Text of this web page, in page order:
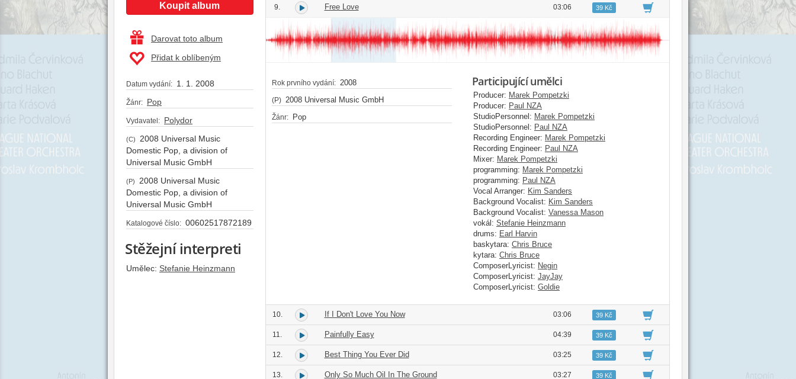
Koupit album
Darovat toto album
Přidat k oblíbeným
Datum vydání: 1. 1. 2008
Žánr: Pop
Vydavatel: Polydor
(C)
2008 Universal Music
Domestic Pop, a division of
Universal Music GmbH
(P)
2008 Universal Music
Domestic Pop, a division of
Universal Music GmbH
Katalogové číslo: 00602517872189
Stěžejní interpreti
Umělec: Stefanie Heinzmann
9. Free Love 03:06 39 Kč
Rok prvního vydání: 2008
(P) 2008 Universal Music GmbH
Žánr: Pop
Participující umělci
Producer: Marek Pompetzki
Producer: Paul NZA
StudioPersonnel: Marek Pompetzki
StudioPersonnel: Paul NZA
Recording Engineer: Marek Pompetzki
Recording Engineer: Paul NZA
Mixer: Marek Pompetzki
programming: Marek Pompetzki
programming: Paul NZA
Vocal Arranger: Kim Sanders
Background Vocalist: Kim Sanders
Background Vocalist: Vanessa Mason
vokál: Stefanie Heinzmann
drums: Earl Harvin
baskytara: Chris Bruce
kytara: Chris Bruce
ComposerLyricist: Negin
ComposerLyricist: JayJay
ComposerLyricist: Goldie
10. If I Don't Love You Now 03:06 39 Kč
11. Painfully Easy 04:39 39 Kč
12. Best Thing You Ever Did 03:25 39 Kč
13. Only So Much Oil In The Ground 03:27 39 Kč